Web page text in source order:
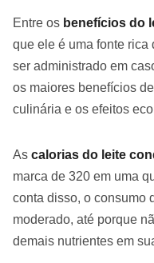
Entre os benefícios do
que ele é uma fonte rica
ser administrado em
os maiores benefícios
culinária e os efeitos
As calorias do leite
marca de 320 em uma
conta disso, o consumo
moderado, até porque
demais nutrientes em